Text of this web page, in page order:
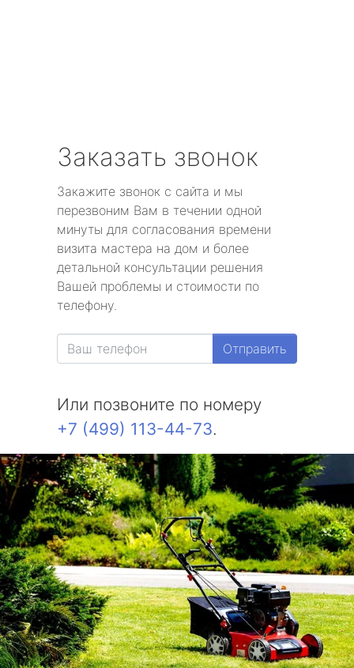
Заказать звонок
Закажите звонок с сайта и мы
перезвоним Вам в течении одной
минуты для согласования времени
визита мастера на дом и более
детальной консультации решения
Вашей проблемы и стоимости по
телефону.
Отправить
Или позвоните по номеру
+7 (499) 113-44-73.